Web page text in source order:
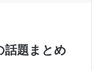
話題まとめ